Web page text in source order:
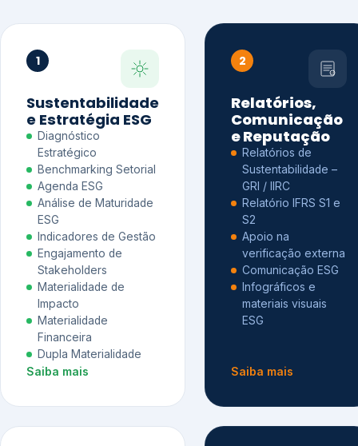
1
Sustentabilidade
e Estratégia ESG
Diagnóstico
Estratégico
Benchmarking Setorial
Agenda ESG
Análise de Maturidade
ESG
Indicadores de Gestão
Engajamento de
Stakeholders
Materialidade de
Impacto
Materialidade
Financeira
Dupla Materialidade
Saiba mais
2
Relatórios,
Comunicação
e Reputação
Relatórios de
Sustentabilidade –
GRI / IIRC
Relatório IFRS S1 e
S2
Apoio na
verificação externa
Comunicação ESG
Infográficos e
materiais visuais
ESG
Saiba mais